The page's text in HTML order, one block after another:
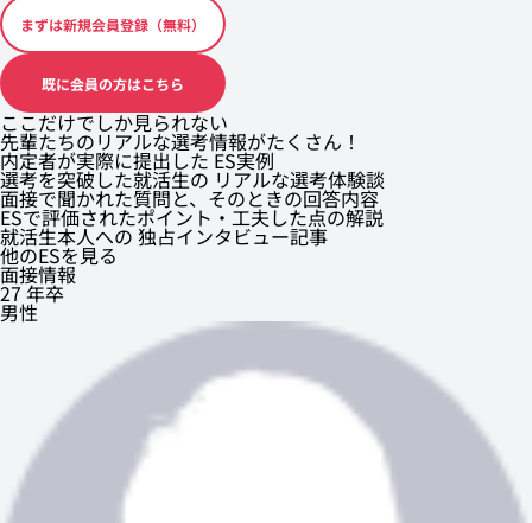
まずは新規会員登録（無料）
既に会員の方はこちら
ここだけでしか見られない
先輩たちのリアルな選考情報がたくさん！
内定者が実際に提出した ES実例
選考を突破した就活生の リアルな選考体験談
面接で聞かれた質問と、そのときの回答内容
ESで評価されたポイント・工夫した点の解説
就活生本人への 独占インタビュー記事
他のESを見る
面接情報
27 年卒
男性